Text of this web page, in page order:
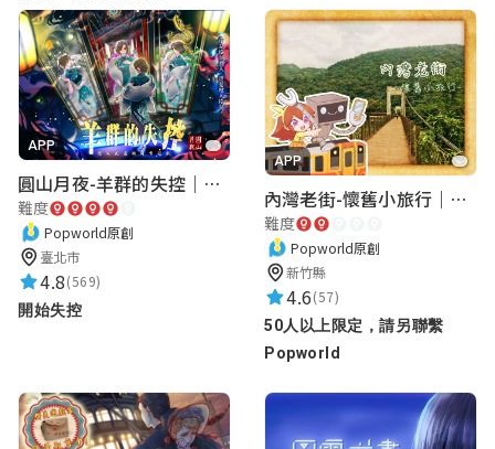
曾祈叡
2026-06-26 14:47:31 ★★★★★
黃丞宇
2026-06-26 14:46:21
★★★★★
木矛木心
APP
圓山月夜-羊群的失控｜圓山飯店 ARG實境解謎遊戲
難度
Popworld原創
臺北市
4.8(569)
開始失控
APP
內灣老街-懷舊小旅行｜新竹老街城市解謎
難度
Popworld原創
新竹縣
4.6(57)
50人以上限定，請另聯繫
Popworld